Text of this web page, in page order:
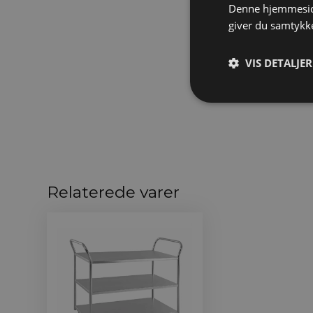
Relaterede varer
Denne
giver du
VIS DETALJER